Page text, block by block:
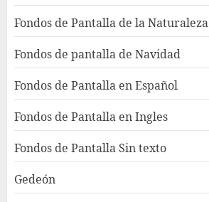
Fondos de Pantalla de la Naturaleza
Fondos de pantalla de Navidad
Fondos de Pantalla en Español
Fondos de Pantalla en Ingles
Fondos de Pantalla Sin texto
Gedeón